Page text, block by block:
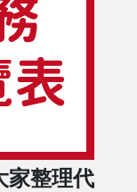
家整理代